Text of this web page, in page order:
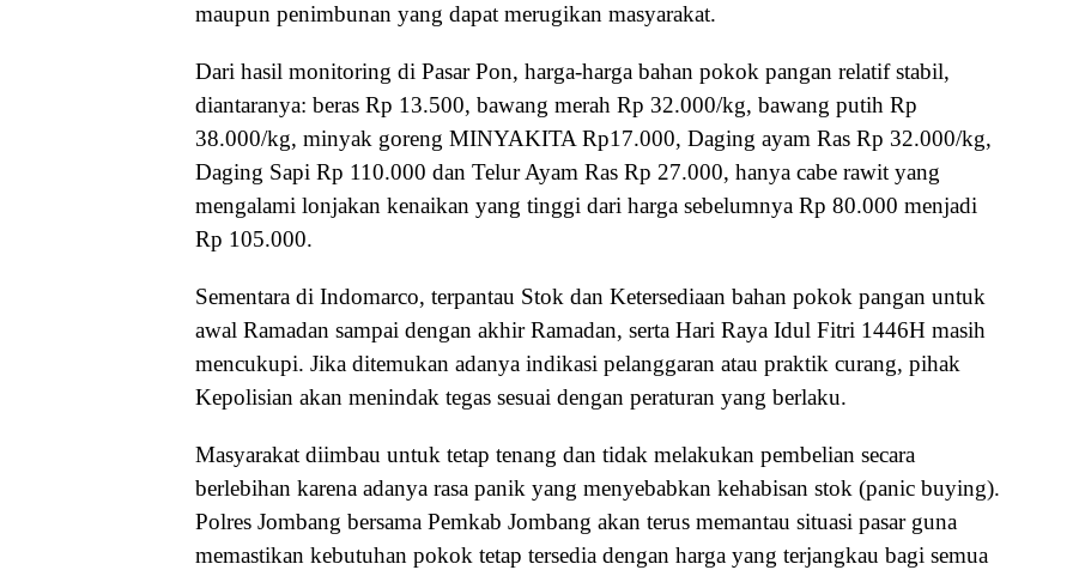
maupun penimbunan yang dapat merugikan masyarakat.
Dari hasil monitoring di Pasar Pon, harga-harga bahan pokok pangan relatif stabil,
diantaranya: beras Rp 13.500, bawang merah Rp 32.000/kg, bawang putih Rp
38.000/kg, minyak goreng MINYAKITA Rp17.000, Daging ayam Ras Rp 32.000/kg,
Daging Sapi Rp 110.000 dan Telur Ayam Ras Rp 27.000, hanya cabe rawit yang
mengalami lonjakan kenaikan yang tinggi dari harga sebelumnya Rp 80.000 menjadi
Rp 105.000.
Sementara di Indomarco, terpantau Stok dan Ketersediaan bahan pokok pangan untuk
awal Ramadan sampai dengan akhir Ramadan, serta Hari Raya Idul Fitri 1446H masih
mencukupi. Jika ditemukan adanya indikasi pelanggaran atau praktik curang, pihak
Kepolisian akan menindak tegas sesuai dengan peraturan yang berlaku.
Masyarakat diimbau untuk tetap tenang dan tidak melakukan pembelian secara
berlebihan karena adanya rasa panik yang menyebabkan kehabisan stok (panic buying).
Polres Jombang bersama Pemkab Jombang akan terus memantau situasi pasar guna
memastikan kebutuhan pokok tetap tersedia dengan harga yang terjangkau bagi semua